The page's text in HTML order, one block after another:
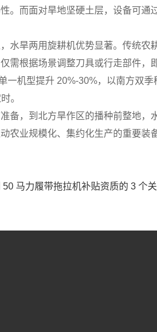
。而面对旱地坚硬土层，设备可
旱两用旋耕机优势显著。传统农
需根据场景调整刀具或行走部件
一机型提升 20%-30%，以南方双
。
，到北方旱作区的播种前整地，
农业规模化、集约化生产的重要装
50 马力履带拖拉机补贴资质的 3 个